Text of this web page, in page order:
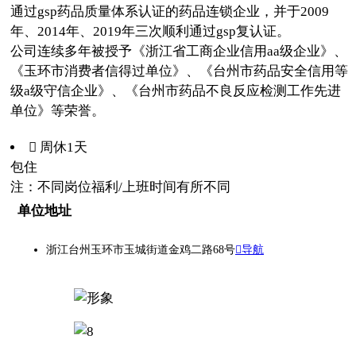
通过gsp药品质量体系认证的药品连锁企业，并于2009
年、2014年、2019年三次顺利通过gsp复认证。
公司连续多年被授予《浙江省工商企业信用aa级企业》、
《玉环市消费者信得过单位》、《台州市药品安全信用等
级a级守信企业》、《台州市药品不良反应检测工作先进
单位》等荣誉。
 周休1天
包住
注：不同岗位福利/上班时间有所不同
单位地址
浙江台州玉环市玉城街道金鸡二路68号导航